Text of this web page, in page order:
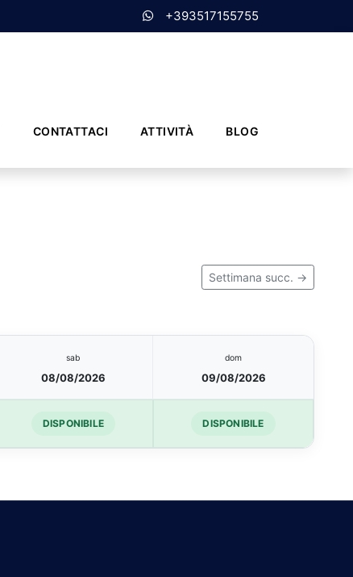
+393517155755
CONTATTACI ATTIVITÀ BLOG
Settimana succ. →
sab
08/08/2026
dom
09/08/2026
DISPONIBILE DISPONIBILE